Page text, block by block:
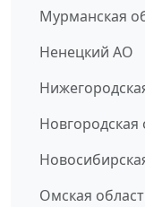
Мурманская
Ненецкий АО
Новгородская
Омская